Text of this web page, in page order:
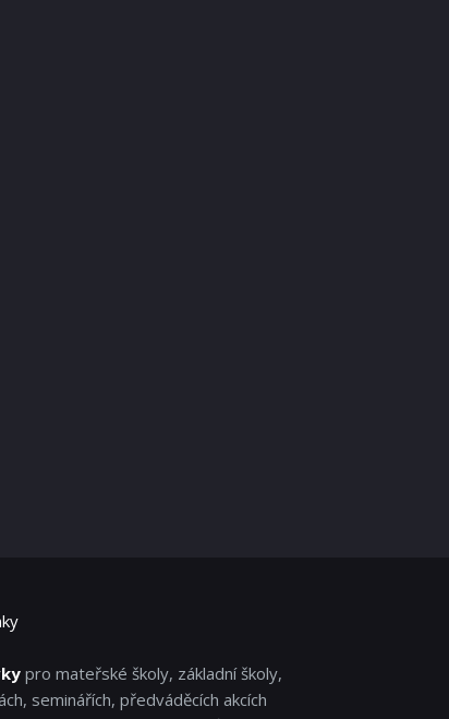
pro mateřské školy, základní školy,
seminářích, předváděcích akcích